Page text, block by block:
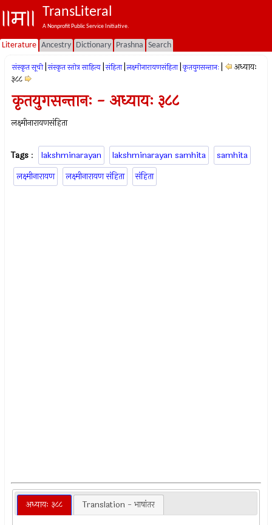
TransLiteral
A Nonprofit Public Service Initiative.
Literature Ancestry Dictionary Prashna Search
संस्कृत सूची संस्कृत स्तोत्र साहित्य संहिता लक्ष्मीनारायणसंहिता कृतयुगसन्तानः
अध्यायः
३८८
कृतयुगसन्तानः - अध्यायः ३८८
लक्ष्मीनारायणसंहिता
Tags : lakshminarayan lakshminarayan samhita
samhita
लक्ष्मीनारायण
लक्ष्मीनारायण संहिता संहिता
अध्यायः ३८८ Translation - भाषांतर